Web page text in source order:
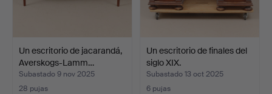
Un escritorio de jacarandá,
Averskogs-Lamm…
Subastado 9 nov 2025
28 pujas
Un escritorio de finales del
siglo XIX.
Subastado 13 oct 2025
6 pujas